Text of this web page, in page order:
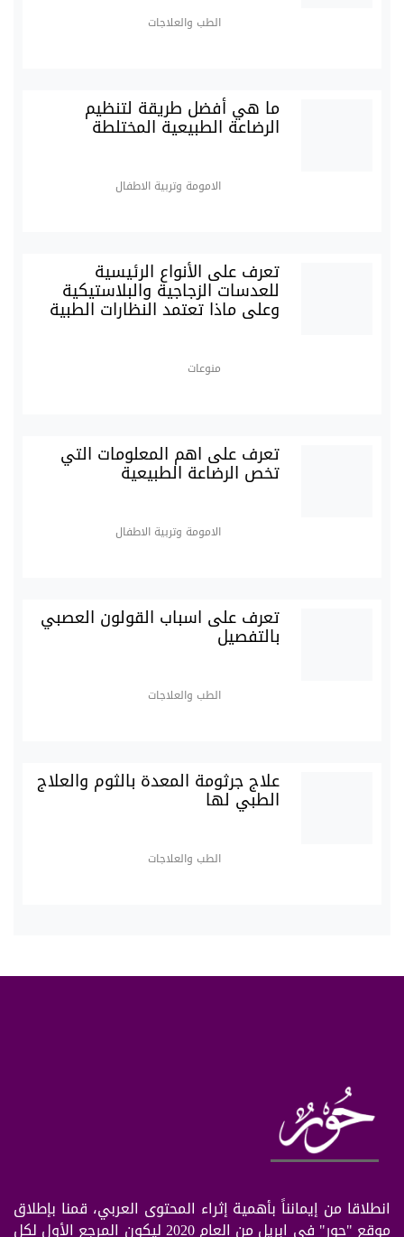
الطب والعلاجات
ما هي أفضل طريقة لتنظيم
الرضاعة الطبيعية المختلطة
الامومة وتربية الاطفال
تعرف على الأنواع الرئيسية
للعدسات الزجاجية والبلاستيكية
وعلى ماذا تعتمد النظارات الطبية
منوعات
تعرف على اهم المعلومات التي
تخص الرضاعة الطبيعية
الامومة وتربية الاطفال
تعرف على اسباب القولون العصبي
بالتفصيل
الطب والعلاجات
علاج جرثومة المعدة بالثوم والعلاج
الطبي لها
الطب والعلاجات
انطلاقا من إيمانناً بأهمية إثراء المحتوى العربي، قمنا بإطلاق
موقع "حور" في ابريل من العام 2020 ليكون المرجع الأول لكل